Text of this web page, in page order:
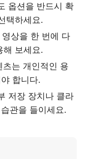
옵션을 반드시 확
택하세요.
상을 한 번에 다
해 보세요.
츠는 개인적인 용
합니다.
저장 장치나 클라
관을 들이세요.